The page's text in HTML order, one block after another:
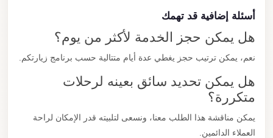
أسئلة إضافية قد تهمك
هل يمكن حجز الخدمة لأكثر من يوم؟
نعم، يمكن ترتيب حجز يغطي عدة أيام متتالية حسب برنامج زيارتكم.
هل يمكن تحديد سائق بعينه لرحلات
متكررة؟
يمكن مناقشة هذا الطلب معنا، ونسعى لتلبيته قدر الإمكان لراحة
العملاء الدائمين.